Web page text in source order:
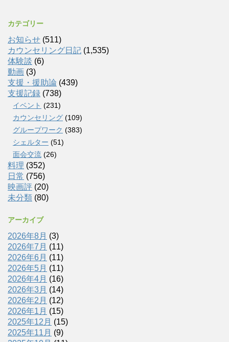
カテゴリー
お知らせ (511)
カウンセリング日記 (1,535)
体験談 (6)
動画 (3)
支援・援助論 (439)
支援記録 (738)
イベント (231)
カウンセリング (109)
グループワーク (383)
シェルター (51)
面会交流 (26)
料理 (352)
日常 (756)
映画評 (20)
未分類 (80)
アーカイブ
2026年8月 (3)
2026年7月 (11)
2026年6月 (11)
2026年5月 (11)
2026年4月 (16)
2026年3月 (14)
2026年2月 (12)
2026年1月 (15)
2025年12月 (15)
2025年11月 (9)